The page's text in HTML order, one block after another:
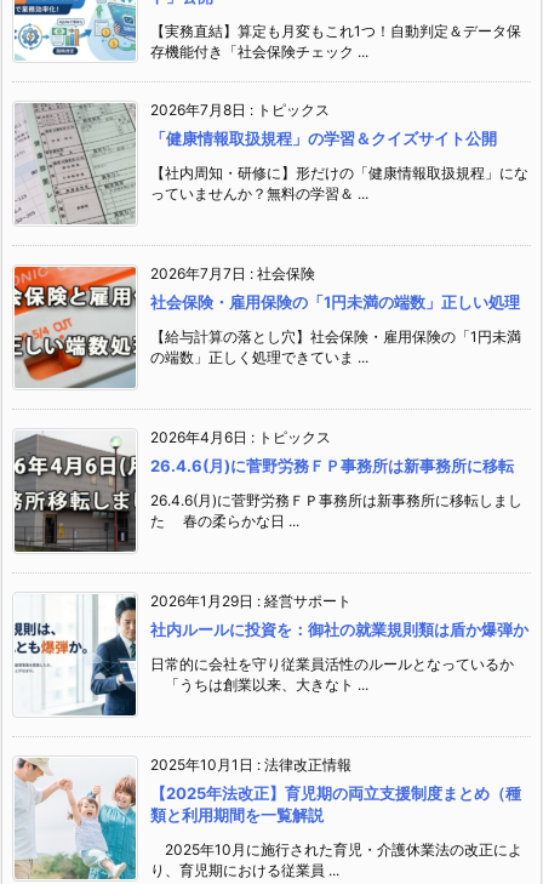
【実務直結】算定も月変もこれ1つ！自動判定＆データ保
存機能付き「社会保険チェック ...
2026年7月8日 : トピックス
「健康情報取扱規程」の学習＆クイズサイト公開
【社内周知・研修に】形だけの「健康情報取扱規程」にな
っていませんか？無料の学習＆ ...
2026年7月7日 : 社会保険
社会保険・雇用保険の「1円未満の端数」正しい処理
【給与計算の落とし穴】社会保険・雇用保険の「1円未満
の端数」正しく処理できていま ...
2026年4月6日 : トピックス
26.4.6(月)に菅野労務ＦＰ事務所は新事務所に移転
26.4.6(月)に菅野労務ＦＰ事務所は新事務所に移転しまし
た 春の柔らかな日 ...
2026年1月29日 : 経営サポート
社内ルールに投資を：御社の就業規則類は盾か爆弾か
日常的に会社を守り従業員活性のルールとなっているか
「うちは創業以来、大きなト ...
2025年10月1日 : 法律改正情報
【2025年法改正】育児期の両立支援制度まとめ（種
類と利用期間を一覧解説
2025年10月に施行された育児・介護休業法の改正によ
り、育児期における従業員 ...